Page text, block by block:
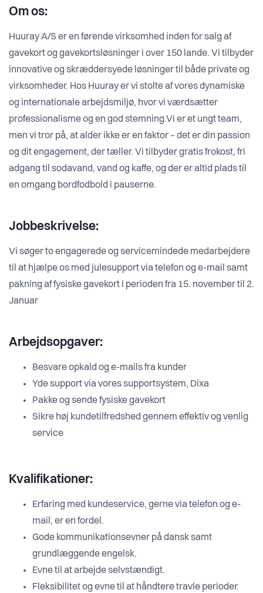
Om os:
Huuray A/S er en førende virksomhed inden for salg af
gavekort og gavekortsløsninger i over 150 lande. Vi tilbyder
innovative og skræddersyede løsninger til både private og
virksomheder. Hos Huuray er vi stolte af vores dynamiske
og internationale arbejdsmiljø, hvor vi værdsætter
professionalisme og en god stemning.Vi er et ungt team,
men vi tror på, at alder ikke er en faktor – det er din passion
og dit engagement, der tæller. Vi tilbyder gratis frokost, fri
adgang til sodavand, vand og kaffe, og der er altid plads til
en omgang bordfodbold i pauserne.
Jobbeskrivelse:
Vi søger to engagerede og servicemindede medarbejdere
til at hjælpe os med julesupport via telefon og e-mail samt
pakning af fysiske gavekort i perioden fra 15. november til 2.
Januar
Arbejdsopgaver:
Besvare opkald og e-mails fra kunder
Yde support via vores supportsystem, Dixa
Pakke og sende fysiske gavekort
Sikre høj kundetilfredshed gennem effektiv og venlig
service
Kvalifikationer:
Erfaring med kundeservice, gerne via telefon og e-
mail, er en fordel.
Gode kommunikationsevner på dansk samt
grundlæggende engelsk.
Evne til at arbejde selvstændigt.
Fleksibilitet og evne til at håndtere travle perioder.